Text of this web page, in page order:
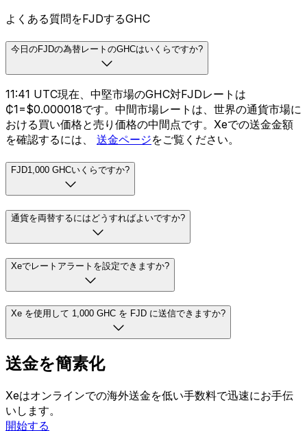
よくある質問をFJDするGHC
今日のFJDの為替レートのGHCはいくらですか?
11:41 UTC現在、中堅市場のGHC対FJDレートは
₵1=$0.000018です。中間市場レートは、世界の通貨市場に
おける買い価格と売り価格の中間点です。Xeでの送金金額
を確認するには、 送金ページをご覧ください。
FJD1,000 GHCいくらですか?
通貨を両替するにはどうすればよいですか?
Xeでレートアラートを設定できますか?
Xe を使用して 1,000 GHC を FJD に送信できますか?
送金を簡素化
Xeはオンラインでの海外送金を低い手数料で迅速にお手伝
いします。
開始する